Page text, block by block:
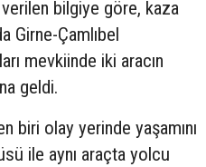
verilen bilgiye göre, kaza
Girne-Çamlıbel
mevkiinde iki aracın
geldi.
biri olay yerinde yaşamını
ile aynı araçta yolcu